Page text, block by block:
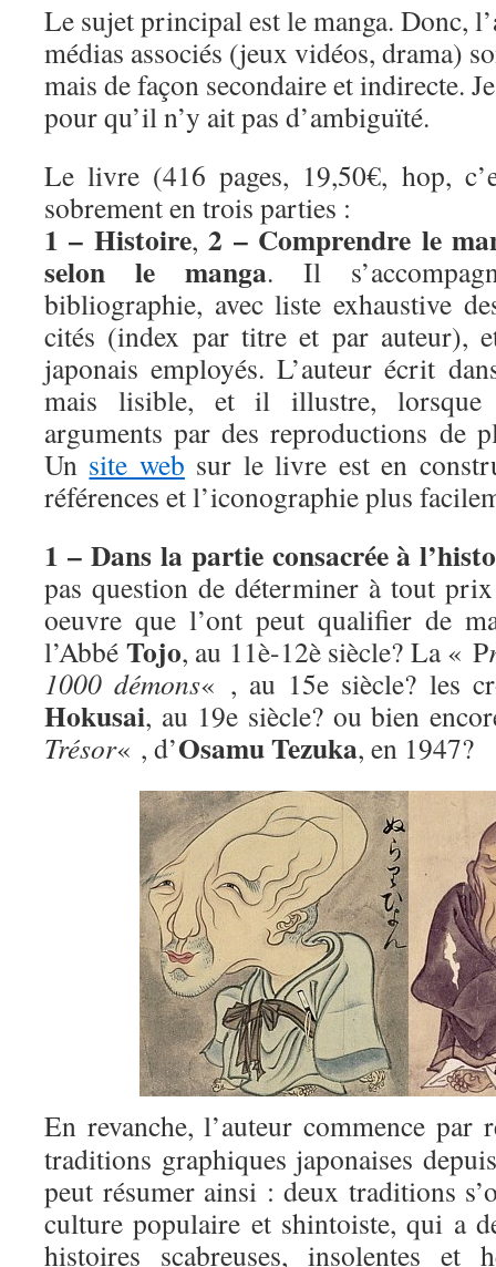
Le sujet principal est le manga. Donc,
médias associés (jeux vidéos, drama)
mais de façon secondaire et indirecte.
pour qu’il n’y ait pas d’ambiguïté.
Le livre (416 pages, 19,50€, hop,
sobrement en trois parties :
1 – Histoire,2 – Comprendre le
selon le manga. Il
bibliographie, avec liste exhaustive
cités (index par titre et par auteur),
japonais employés. L’auteur écrit
mais lisible, et il illustre, lorsque
arguments par des reproductions de
Un site web sur le livre est en
références et l’iconographie plus
1 – Dans la partie consacrée à
pas question de déterminer à tout
oeuvre que l’ont peut qualifier de
l’Abbé Tojo, au 11è-12è siècle? La « P
1000 démons« , au 15e siècle? les
Hokusai, au 19e siècle? ou bien
Trésor« , d’Osamu Tezuka, en 1947?
En revanche, l’auteur commence par
traditions graphiques japonaises
peut résumer ainsi : deux traditions
culture populaire et shintoiste, qui a
histoires scabreuses, insolentes et